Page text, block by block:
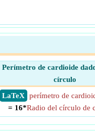
Perímetro de cardioide
círculo
​ LaTeX
perímetro de
= 16*Radio del círculo de